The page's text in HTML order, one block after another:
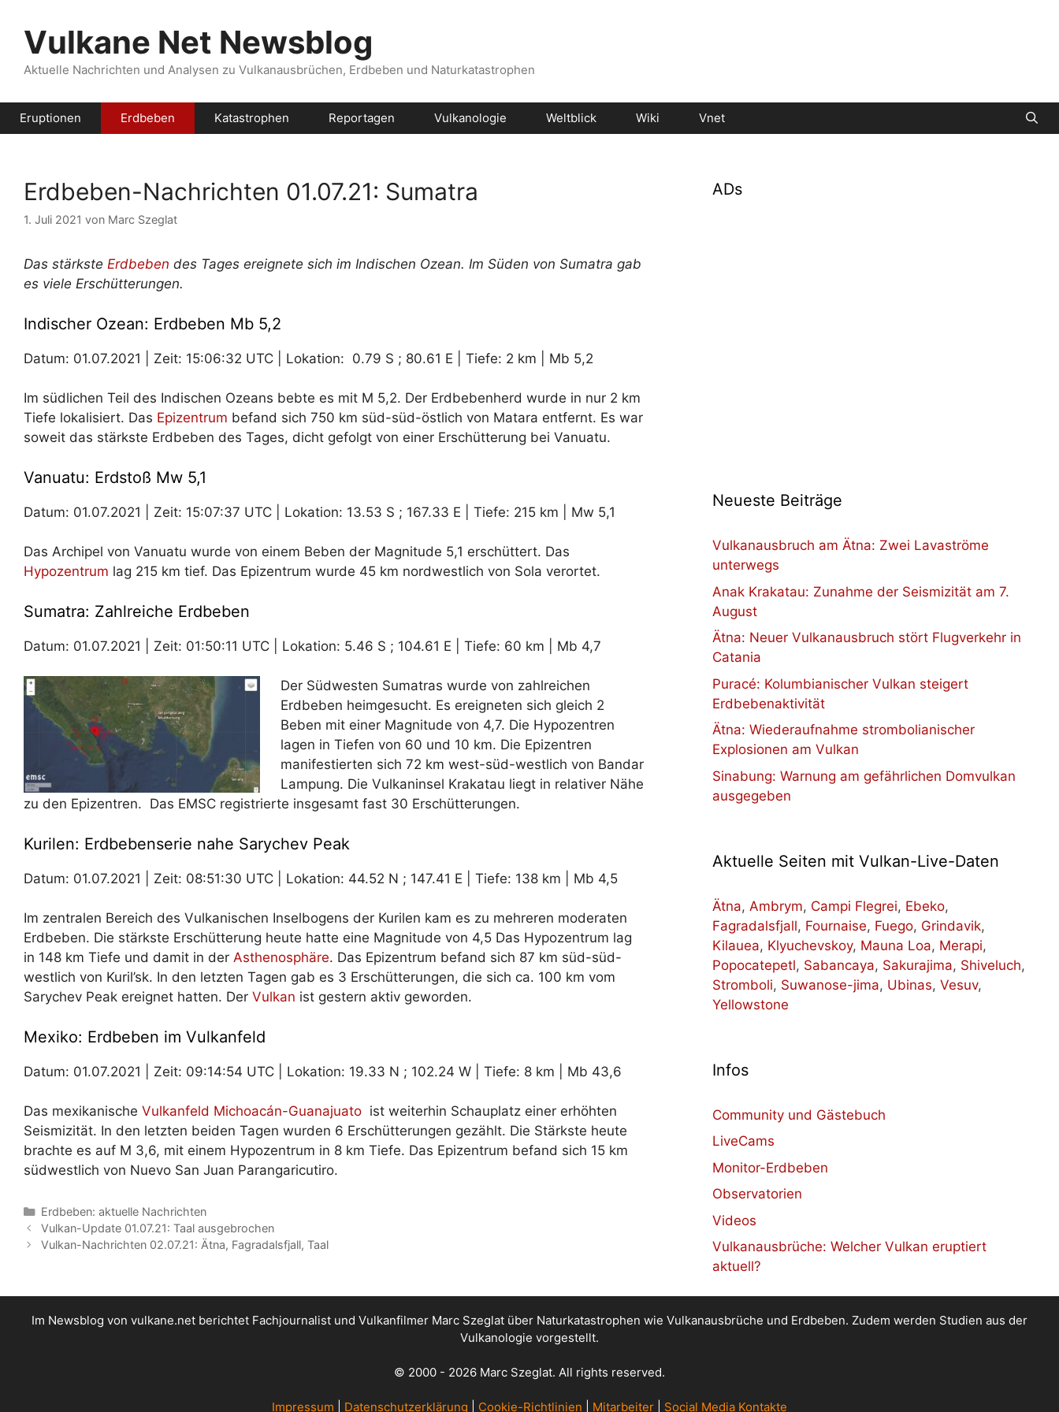
Inhalt
springenVulkane Net Newsblog
Aktuelle Nachrichten und Analysen zu Vulkanausbrüchen, Erdbeben und Naturkatastrophen
Eruptionen Erdbeben Katastrophen Reportagen Vulkanologie Weltblick Wiki Vnet
Erdbeben-Nachrichten 01.07.21: Sumatra
1. Juli 2021 von Marc Szeglat
Das stärkste Erdbeben des Tages ereignete sich im Indischen Ozean. Im Süden von Sumatra gab
es viele Erschütterungen.
Indischer Ozean: Erdbeben Mb 5,2
Datum: 01.07.2021 | Zeit: 15:06:32 UTC | Lokation: 0.79 S ; 80.61 E | Tiefe: 2 km | Mb 5,2
Im südlichen Teil des Indischen Ozeans bebte es mit M 5,2. Der Erdbebenherd wurde in nur 2 km
Tiefe lokalisiert. Das Epizentrum befand sich 750 km süd-süd-östlich von Matara entfernt. Es war
soweit das stärkste Erdbeben des Tages, dicht gefolgt von einer Erschütterung bei Vanuatu.
Vanuatu: Erdstoß Mw 5,1
Datum: 01.07.2021 | Zeit: 15:07:37 UTC | Lokation: 13.53 S ; 167.33 E | Tiefe: 215 km | Mw 5,1
Das Archipel von Vanuatu wurde von einem Beben der Magnitude 5,1 erschüttert. Das
Hypozentrum lag 215 km tief. Das Epizentrum wurde 45 km nordwestlich von Sola verortet.
Sumatra: Zahlreiche Erdbeben
Datum: 01.07.2021 | Zeit: 01:50:11 UTC | Lokation: 5.46 S ; 104.61 E | Tiefe: 60 km | Mb 4,7
Der Südwesten Sumatras wurde von zahlreichen
Erdbeben heimgesucht. Es ereigneten sich gleich 2
Beben mit einer Magnitude von 4,7. Die Hypozentren
lagen in Tiefen von 60 und 10 km. Die Epizentren
manifestierten sich 72 km west-süd-westlich von Bandar
Lampung. Die Vulkaninsel Krakatau liegt in relativer Nähe
zu den Epizentren. Das EMSC registrierte insgesamt fast 30 Erschütterungen.
Kurilen: Erdbebenserie nahe Sarychev Peak
Datum: 01.07.2021 | Zeit: 08:51:30 UTC | Lokation: 44.52 N ; 147.41 E | Tiefe: 138 km | Mb 4,5
Im zentralen Bereich des Vulkanischen Inselbogens der Kurilen kam es zu mehreren moderaten
Erdbeben. Die stärkste Erschütterung heute hatte eine Magnitude von 4,5 Das Hypozentrum lag
in 148 km Tiefe und damit in der Asthenosphäre. Das Epizentrum befand sich 87 km süd-süd-
westlich von Kuril’sk. In den letzten Tagen gab es 3 Erschütterungen, die sich ca. 100 km vom
Sarychev Peak ereignet hatten. Der Vulkan ist gestern aktiv geworden.
Mexiko: Erdbeben im Vulkanfeld
Datum: 01.07.2021 | Zeit: 09:14:54 UTC | Lokation: 19.33 N ; 102.24 W | Tiefe: 8 km | Mb 43,6
Das mexikanische Vulkanfeld Michoacán-Guanajuato ist weiterhin Schauplatz einer erhöhten
Seismizität. In den letzten beiden Tagen wurden 6 Erschütterungen gezählt. Die Stärkste heute
brachte es auf M 3,6, mit einem Hypozentrum in 8 km Tiefe. Das Epizentrum befand sich 15 km
südwestlich von Nuevo San Juan Parangaricutiro.
Kategorien
Erdbeben: aktuelle Nachrichten
Vulkan-Update 01.07.21: Taal ausgebrochen
Vulkan-Nachrichten 02.07.21: Ätna, Fagradalsfjall, Taal
ADs
Neueste Beiträge
Vulkanausbruch am Ätna: Zwei Lavaströme
unterwegs
Anak Krakatau: Zunahme der Seismizität am 7.
August
Ätna: Neuer Vulkanausbruch stört Flugverkehr in
Catania
Puracé: Kolumbianischer Vulkan steigert
Erdbebenaktivität
Ätna: Wiederaufnahme strombolianischer
Explosionen am Vulkan
Sinabung: Warnung am gefährlichen Domvulkan
ausgegeben
Aktuelle Seiten mit Vulkan-Live-Daten
Ätna, Ambrym, Campi Flegrei, Ebeko,
Fagradalsfjall, Fournaise, Fuego, Grindavik,
Kilauea, Klyuchevskoy, Mauna Loa, Merapi,
Popocatepetl, Sabancaya, Sakurajima, Shiveluch,
Stromboli, Suwanose-jima, Ubinas, Vesuv,
Yellowstone
Infos
Community und Gästebuch
LiveCams
Monitor-Erdbeben
Observatorien
Videos
Vulkanausbrüche: Welcher Vulkan eruptiert
aktuell?
Im Newsblog von vulkane.net berichtet Fachjournalist und Vulkanfilmer Marc Szeglat über Naturkatastrophen wie Vulkanausbrüche und Erdbeben. Zudem werden Studien aus der
Vulkanologie vorgestellt.
© 2000 - 2026 Marc Szeglat. All rights reserved.
Impressum Datenschutzerklärung Cookie-Richtlinien Mitarbeiter Social Media Kontakte